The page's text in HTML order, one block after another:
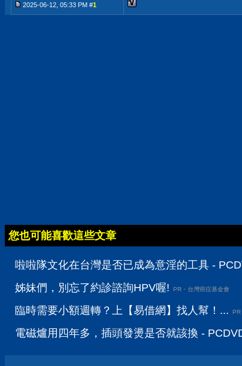
2025-06-12, 05:33 PM #1
您也可能喜歡這些文章
啦啦隊文化在台灣是否已成為意淫的工具 -
姊妹們，別忘了約診諮詢HPV喔!
PR・台灣癌症基金會
臨時需要小額週轉？上【易借網】找人幫！... PR
電磁爐用四年多，插頭發燙是否就該換 -